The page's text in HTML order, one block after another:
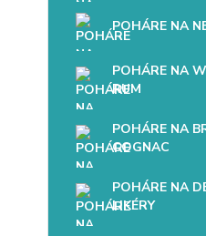
POHÁRE NA
POHÁRE NA
RUM
POHÁRE NA
COGNAC
POHÁRE NA
LIKÉRY